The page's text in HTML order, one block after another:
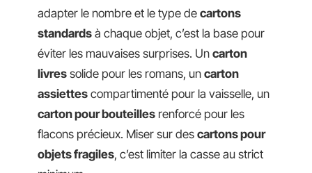
adapter le nombre et le type de cartons
standards à chaque objet, c’est la base pour
éviter les mauvaises surprises. Un carton
livres solide pour les romans, un carton
assiettes compartimenté pour la vaisselle, un
carton pour bouteilles renforcé pour les
flacons précieux. Miser sur des cartons pour
objets fragiles, c’est limiter la casse au strict